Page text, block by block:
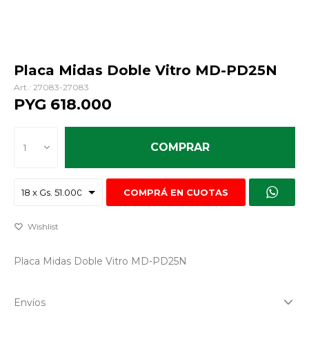
Placa Midas Doble Vitro MD-PD25N
27083-27083
PYG 618.000
1 COMPRAR
COMPRÁ EN CUOTAS
Placa Midas Doble Vitro MD-PD25N
Envíos